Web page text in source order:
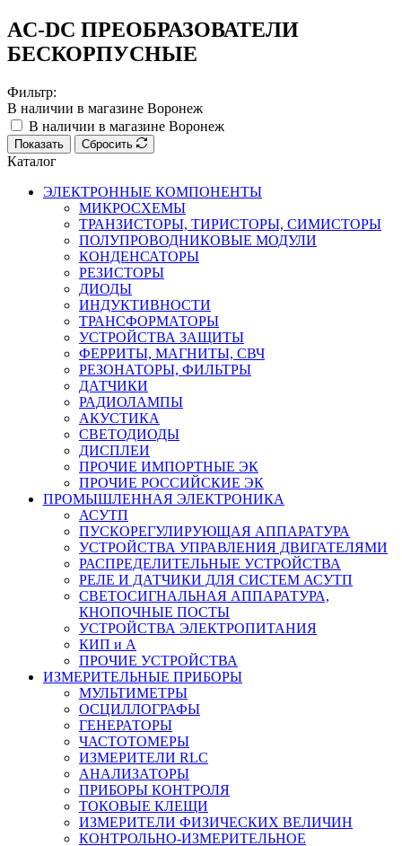
AC-DC ПРЕОБРАЗОВАТЕЛИ
БЕСКОРПУСНЫЕ
Фильтр:
В наличии в магазине Воронеж
В наличии в магазине Воронеж
Показать Сбросить
Каталог
ЭЛЕКТРОННЫЕ КОМПОНЕНТЫ
МИКРОСХЕМЫ
ТРАНЗИСТОРЫ, ТИРИСТОРЫ, СИМИСТОРЫ
ПОЛУПРОВОДНИКОВЫЕ МОДУЛИ
КОНДЕНСАТОРЫ
РЕЗИСТОРЫ
ДИОДЫ
ИНДУКТИВНОСТИ
ТРАНСФОРМАТОРЫ
УСТРОЙСТВА ЗАЩИТЫ
ФЕРРИТЫ, МАГНИТЫ, СВЧ
РЕЗОНАТОРЫ, ФИЛЬТРЫ
ДАТЧИКИ
РАДИОЛАМПЫ
АКУСТИКА
СВЕТОДИОДЫ
ДИСПЛЕИ
ПРОЧИЕ ИМПОРТНЫЕ ЭК
ПРОЧИЕ РОССИЙСКИЕ ЭК
ПРОМЫШЛЕННАЯ ЭЛЕКТРОНИКА
АСУТП
ПУСКОРЕГУЛИРУЮЩАЯ АППАРАТУРА
УСТРОЙСТВА УПРАВЛЕНИЯ ДВИГАТЕЛЯМИ
РАСПРЕДЕЛИТЕЛЬНЫЕ УСТРОЙСТВА
РЕЛЕ И ДАТЧИКИ ДЛЯ СИСТЕМ АСУТП
СВЕТОСИГНАЛЬНАЯ АППАРАТУРА,
КНОПОЧНЫЕ ПОСТЫ
УСТРОЙСТВА ЭЛЕКТРОПИТАНИЯ
КИП и А
ПРОЧИЕ УСТРОЙСТВА
ИЗМЕРИТЕЛЬНЫЕ ПРИБОРЫ
МУЛЬТИМЕТРЫ
ОСЦИЛЛОГРАФЫ
ГЕНЕРАТОРЫ
ЧАСТОТОМЕРЫ
ИЗМЕРИТЕЛИ RLC
АНАЛИЗАТОРЫ
ПРИБОРЫ КОНТРОЛЯ
ТОКОВЫЕ КЛЕЩИ
ИЗМЕРИТЕЛИ ФИЗИЧЕСКИХ ВЕЛИЧИН
КОНТРОЛЬНО-ИЗМЕРИТЕЛЬНОЕ